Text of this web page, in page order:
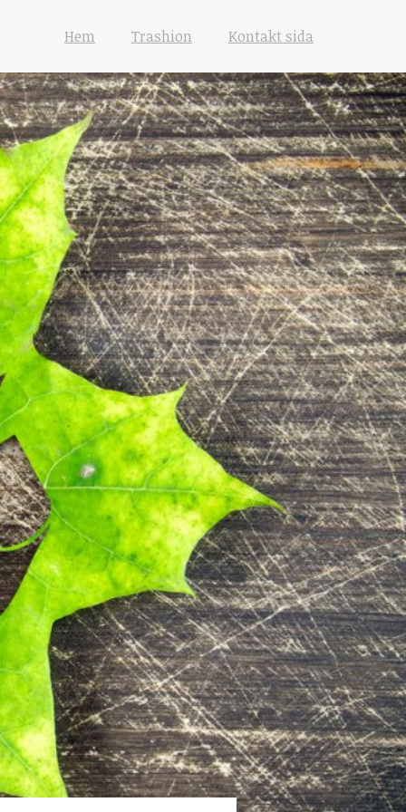
Hem Trashion Kontakt sida